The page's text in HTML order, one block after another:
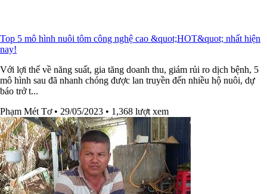
Top 5 mô hình nuôi tôm công nghệ cao &quot;HOT&quot; nhất hiện
nay!
Với lợi thế về năng suất, gia tăng doanh thu, giám rủi ro dịch bệnh, 5
mô hình sau đã nhanh chóng được lan truyền đến nhiều hộ nuôi, dự
báo trở t...
Phạm Mét Tơ • 29/05/2023 • 1,368 lượt xem